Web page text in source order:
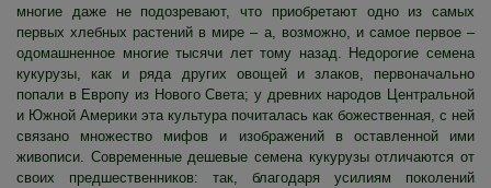
многие даже не подозревают, что приобретают одно из самых
первых хлебных растений в мире – а, возможно, и самое первое –
одомашненное многие тысячи лет тому назад. Недорогие семена
кукурузы, как и ряда других овощей и злаков, первоначально
попали в Европу из Нового Света; у древних народов Центральной
и Южной Америки эта культура почиталась как божественная, с ней
связано множество мифов и изображений в оставленной ими
живописи. Современные дешевые семена кукурузы отличаются от
своих предшественников: так, благодаря усилиям поколений